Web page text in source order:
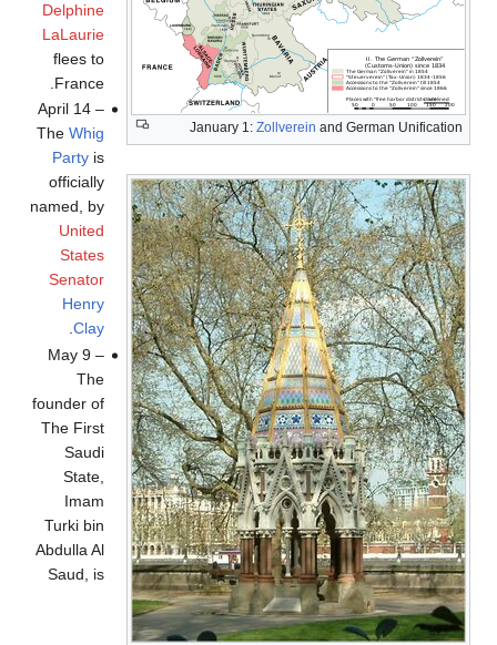
January 1: Zollverein and German Unification
Delphine
LaLaurie
flees to
France.
April 14 –
TheWhig
Party is
officially
named, by
United
States
Senator
Henry
Clay
.
May 9 –
The
founder of
The First
Saudi
State,
Imam
Turki bin
Abdulla Al
Saud, is